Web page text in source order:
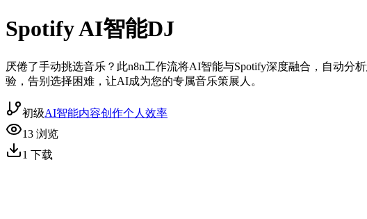
Spotify AI智能DJ
厌倦了手动挑选音乐？此n8n工作流将AI智能与Spotify深度融合，自动
验，告别选择困难，让AI成为您的专属音乐策展人。
初级AI智能内容创作个人效率
13 浏览
1 下载